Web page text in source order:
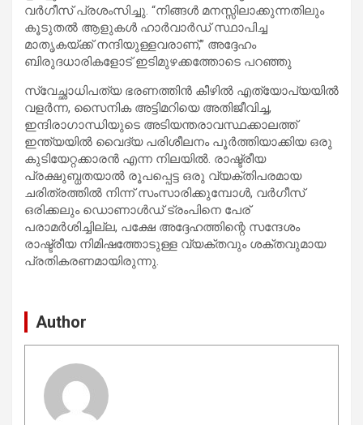
വർഗീസ് പ്രശംസിച്ചു. “നിങ്ങൾ മനസ്സിലാക്കുന്നതിലും
കൂടുതൽ ആളുകൾ ഹാർവാർഡ് സ്ഥാപിച്ച
മാതൃകയ്ക്ക് നന്ദിയുള്ളവരാണ്,” അദ്ദേഹം
ബിരുദധാരികളോട് ഇടിമുഴക്കത്തോടെ പറഞ്ഞു
സ്വേച്ഛാധിപത്യ ഭരണത്തിൻ കീഴിൽ എത്യോപ്യയിൽ
വളർന്ന, സൈനിക അട്ടിമറിയെ അതിജീവിച്ച,
ഇന്ദിരാഗാന്ധിയുടെ അടിയന്തരാവസ്ഥക്കാലത്ത്
ഇന്ത്യയിൽ വൈദ്യ പരിശീലനം പൂർത്തിയാക്കിയ ഒരു
കുടിയേറ്റക്കാരൻ എന്ന നിലയിൽ. രാഷ്ട്രീയ
പ്രക്ഷുബ്ധതയാൽ രൂപപ്പെട്ട ഒരു വ്യക്തിപരമായ
ചരിത്രത്തിൽ നിന്ന് സംസാരിക്കുമ്പോൾ, വർഗീസ്
ഒരിക്കലും ഡൊണാൾഡ് ട്രംപിനെ പേര്
പരാമർശിച്ചില്ല, പക്ഷേ അദ്ദേഹത്തിന്റെ സന്ദേശം
രാഷ്ട്രീയ നിമിഷത്തോടുള്ള വ്യക്തവും ശക്തവുമായ
പ്രതികരണമായിരുന്നു.
Author